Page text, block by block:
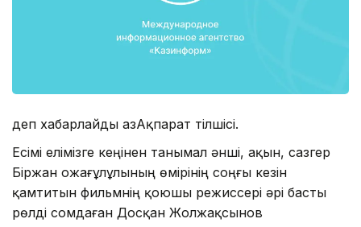
деп хабарлайды ҚазАқпарат тілшісі.
Есімі елімізге кеңінен танымал әнші, ақын, сазгер
Біржан Қожағұлұлының өмірінің соңғы кезін
қамтитын фильмнің қоюшы режиссері әрі басты
рөлді сомдаған Досқан Жолжақсынов